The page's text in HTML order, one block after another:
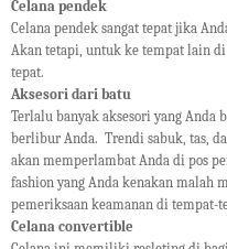
Celana pendek
Celana pendek sangat tepat jika
Akan tetapi, untuk ke tempat lain
tepat.
Aksesori dari batu
Terlalu banyak aksesori yang Anda
berlibur Anda. Trendi sabuk, tas,
akan memperlambat Anda di pos
fashion yang Anda kenakan malah
pemeriksaan keamanan di tempat-
Celana convertible